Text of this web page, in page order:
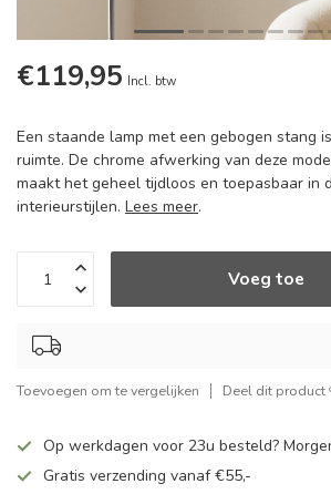
€119,95 Incl. btw
Een staande lamp met een gebogen stang
ruimte. De chrome afwerking van deze
maakt het geheel tijdloos en toepasbaar in
interieurstijlen. Lees meer.
Voeg toe
Toevoegen om te vergelijken Deel dit product
Op werkdagen voor 23u besteld?
Gratis verzending vanaf €55,-